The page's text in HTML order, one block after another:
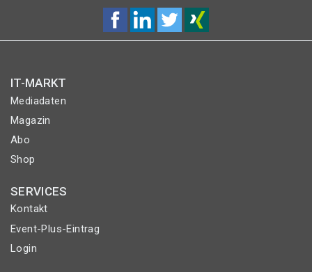
IT-MARKT
Mediadaten
Magazin
Abo
Shop
SERVICES
Kontakt
Event-Plus-Eintrag
Login